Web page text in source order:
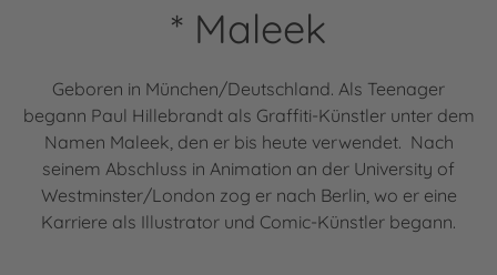
* Maleek
Geboren in München/Deutschland. Als Teenager
begann Paul Hillebrandt als Graffiti-Künstler unter dem
Namen Maleek, den er bis heute verwendet. Nach
seinem Abschluss in Animation an der University of
Westminster/London zog er nach Berlin, wo er eine
Karriere als Illustrator und Comic-Künstler begann.